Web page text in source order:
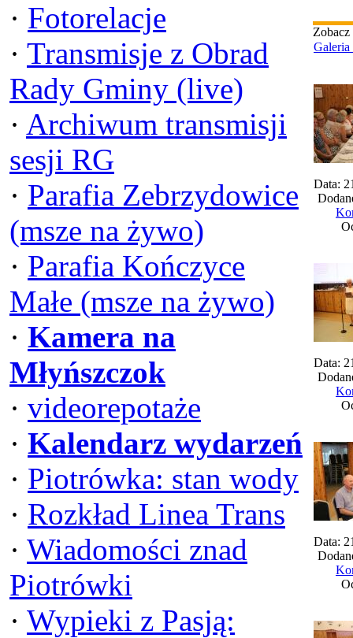
· Fotorelacje
· Transmisje z Obrad
Rady Gminy (live)
· Archiwum transmisji
sesji RG
· Parafia Zebrzydowice
(msze na żywo)
· Parafia Kończyce
Małe (msze na żywo)
· Kamera na
Młyńszczok
· videorepotaże
· Kalendarz wydarzeń
· Piotrówka: stan wody
· Rozkład Linea Trans
· Wiadomości znad
Piotrówki
· Wypieki z Pasją:
Zobacz
Galeria
Data:
Data:
Data: